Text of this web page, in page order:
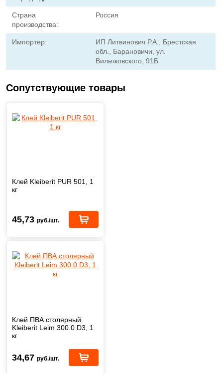
Страна
производства:
Россия
Импортер:
ИП Литвинович Р.А., Брестская
обл., Барановичи, ул.
Вильчковского, 91Б
Сопутствующие товары
Клей Kleiberit PUR 501, 1
кг
45,73 руб./шт.
Клей ПВА столярный
Kleiberit Leim 300.0 D3, 1
кг
34,67 руб./шт.